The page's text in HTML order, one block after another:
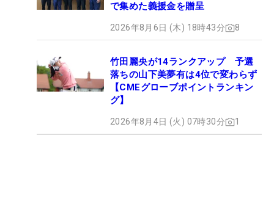
で集めた義援金を贈呈
2026年8月6日 (木) 18時43分 8
竹田麗央が14ランクアップ 予選
落ちの山下美夢有は4位で変わらず
【CMEグローブポイントランキン
グ】
2026年8月4日 (火) 07時30分 1